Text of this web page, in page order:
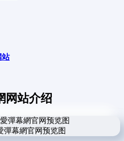
站
网站介绍
彈幕網官网预览图